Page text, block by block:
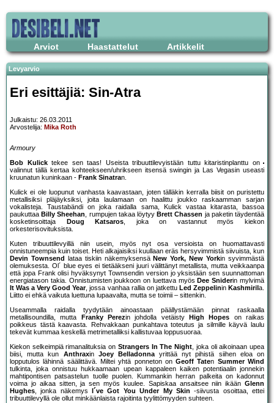
Arviot Haastattelut Artikkelit
Levyarvio
Eri esittäjiä: Sin-Atra
Julkaistu: 26.03.2011
Arvostelija: Mika Roth
Armoury
Bob Kulicktekee sen taas! Useista tribuuttilevyistään tuttu kitaristinplanttu on
valinnut tällä kertaa kohteekseen/uhrikseen itsensä swingin ja Las Vegasin useasti
kruunatun kuninkaan - Frank Sinatran.
Kulick ei ole luopunut vanhasta kaavastaan, joten tälläkin kerralla biisit on puristettu
metallisiksi pläjäyksiksi, joita laulamaan on haalittu joukko raskaamman sarjan
vokalisteja. Taustabändi on joka raidalla sama, Kulick vastaa kitarasta, bassoa
paukuttaa Billy Sheehan, rumpujen takaa löytyy Brett Chassen ja paketin täydentää
kosketinsoittaja
Doug Katsaros, joka on vastannut myös kiekon
orkesterisovituksista.
Kuten tribuuttilevyillä niin usein, myös nyt osa versioista on huomattavasti
onnistuneempia kuin toiset. Heti alkajaisiksi kuullaan eräs hersyvimmistä siivuista, kun
Devin Townsend
lataa tiskiin näkemyksensä New York, New Yorkin syvimmästä
olemuksesta. Ol´ blue eyes ei tietääkseni juuri välittänyt metallista, mutta veikkaanpa
että jopa Frank olisi hyväksynyt Townsendin version jo yksistään sen suunnattoman
energiatason takia. Onnistumisten joukkoon on luettava myös Dee Sniderin mylvimä
It Was a Very Good Year, jossa vanhaa rallia on jatkettu Led Zeppelinin Kashmirilla.
Liitto ei ehkä vaikuta luettuna lupaavalta, mutta se toimii – sittenkin.
Useammalla raidalla tyydytään ainoastaan päällystämään pinnat raskaalla
metallisoundilla, mutta
Franky Perezin johdolla vetäisty High Hopes on raikas
poikkeus tästä kaavasta. Rehvakkaan punkahtava toteutus ja silmille käyvä laulu
tekevät kummaa keskellä metrimetalliksi kallistuvaa loppusuoraa.
Kiekon selkeimpiä rimanalituksia on Strangers In The Night, joka oli aikoinaan upea
biisi, mutta kun Anthraxin Joey Belladonnayrittää nyt pihistä siihen eloa on
lopputulos lähinnä säälittävä. Miltei yhtä ponneton onGeoff Taten Summer Wind
tulkinta, joka onnistuu hukkaamaan upean kappaleen kaiken potentiaalin jonnekin
mahtipontisen patsastelun tuolle puolen. Kummankin herran palkeita on kadonnut
voima jo aikaa sitten, ja sen myös kuulee. Sapiskaa ansaitsee niin ikään Glenn
Hughes, jonka näkemys I´ve Got You Under My Skin -siivusta osoittaa, ettei
tribuuttilevyllä ole ollut minkäänlaista rajoitinta tyylittömyyden suhteen.